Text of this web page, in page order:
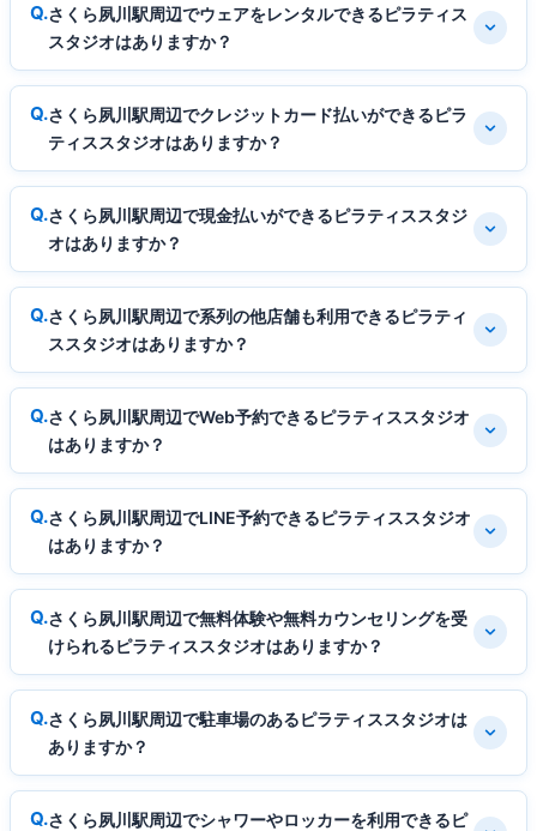
さくら夙川駅周辺でウェアをレンタルできるピラティス
スタジオはありますか？
さくら夙川駅周辺でクレジットカード払いができるピラ
ティススタジオはありますか？
さくら夙川駅周辺で現金払いができるピラティススタジ
オはありますか？
さくら夙川駅周辺で系列の他店舗も利用できるピラティ
ススタジオはありますか？
さくら夙川駅周辺でWeb予約できるピラティススタジオ
はありますか？
さくら夙川駅周辺でLINE予約できるピラティススタジオ
はありますか？
さくら夙川駅周辺で無料体験や無料カウンセリングを受
けられるピラティススタジオはありますか？
さくら夙川駅周辺で駐車場のあるピラティススタジオは
ありますか？
さくら夙川駅周辺でシャワーやロッカーを利用できるピ